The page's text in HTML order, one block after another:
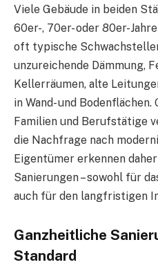
Viele Gebäude in beiden
60er-, 70er- oder 80er-
oft typische
unzureichende Dämmung,
Kellerräumen, alte
in Wand- und
Familien und Berufstätige
die Nachfrage nach
Eigentümer erkennen
Sanierungen – sowohl für
auch für den langfristigen
Ganzheitliche
Standard